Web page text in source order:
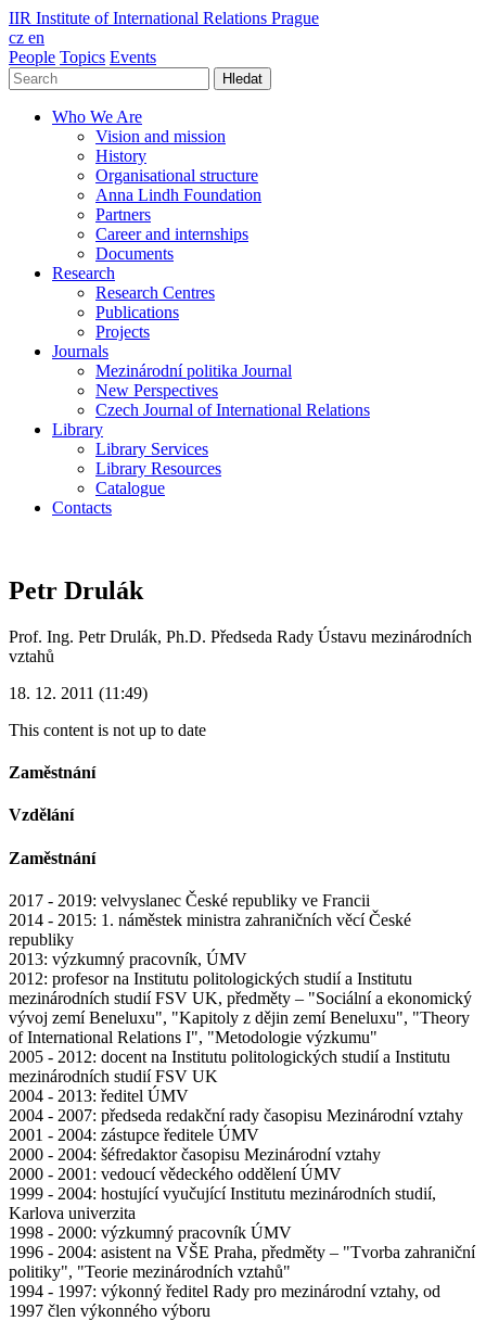
IIR Institute of International Relations Prague
cz en
People Topics Events
Hledat
Who We Are
Vision and mission
History
Organisational structure
Anna Lindh Foundation
Partners
Career and internships
Documents
Research
Research Centres
Publications
Projects
Journals
Mezinárodní politika Journal
New Perspectives
Czech Journal of International Relations
Library
Library Services
Library Resources
Catalogue
Contacts
Petr Drulák
Prof. Ing. Petr Drulák, Ph.D. Předseda Rady Ústavu mezinárodních
vztahů
18. 12. 2011 (11:49)
This content is not up to date
Zaměstnání
Vzdělání
Zaměstnání
2017 - 2019: velvyslanec České republiky ve Francii
2014 - 2015: 1. náměstek ministra zahraničních věcí České
republiky
2013: výzkumný pracovník, ÚMV
2012: profesor na Institutu politologických studií a Institutu
mezinárodních studií FSV UK, předměty – "Sociální a ekonomický
vývoj zemí Beneluxu", "Kapitoly z dějin zemí Beneluxu", "Theory
of International Relations I", "Metodologie výzkumu"
2005 - 2012: docent na Institutu politologických studií a Institutu
mezinárodních studií FSV UK
2004 - 2013: ředitel ÚMV
2004 - 2007: předseda redakční rady časopisu Mezinárodní vztahy
2001 - 2004: zástupce ředitele ÚMV
2000 - 2004: šéfredaktor časopisu Mezinárodní vztahy
2000 - 2001: vedoucí vědeckého oddělení ÚMV
1999 - 2004: hostující vyučující Institutu mezinárodních studií,
Karlova univerzita
1998 - 2000: výzkumný pracovník ÚMV
1996 - 2004: asistent na VŠE Praha, předměty – "Tvorba zahraniční
politiky", "Teorie mezinárodních vztahů"
1994 - 1997: výkonný ředitel Rady pro mezinárodní vztahy, od
1997 člen výkonného výboru